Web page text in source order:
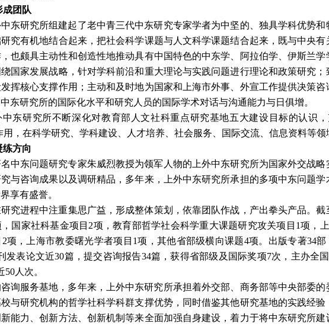
成团队
东研究所组建起了老中青三代中东研究专家学者为中坚的、独具学科优势
究有机地结合起来，把社会科学课题与人文科学课题结合起来，既与中央有
也颇具主动性和创造性地推动具有中国特色的中东学、阿拉伯学、伊斯兰学
绕国家发展战略，针对学科前沿和重大理论与实践问题进行理论和政策研究
挥核心支撑作用；主动和及时地为国家和上海市外事、外宣工作提供决策
东研究所的国际化水平和研究人员的国际学术对话与沟通能力与日俱增。
东研究所不断深化对教育部人文社科重点研究基地五大建设目标的认识
用，在科学研究、学科建设、人才培养、社会服务、国际交流、信息资料等领
练方向
中东问题研究专家朱威烈教授为领军人物的上外中东研究所为国家外交战
与咨询成果以及调研精品，多年来，上外中东研究所承担的多项中东问题
享有盛誉。
究进程中注重集思广益，形成整体策划，依靠团队作战，产出拳头产品。截
国家社科基金项目 2项，教育部哲学社会科学重大课题研究攻关项目 1项，
2项，上海市教委曙光学者项目 1项，其他省部级横向课题4项。出版专著34部
发表论文近30篇，提交咨询报告34篇，获得省部级及国际奖项7次，主办全
50人次。
询服务基地，多年来，上外中东研究所承担着外交部、商务部等中央部委
与研究机构的哲学社科学科群支撑优势，同时借鉴其他研究基地的实践经验
能力、创新方法、创新机制等来全面加强自身建设，着力于将中东研究所